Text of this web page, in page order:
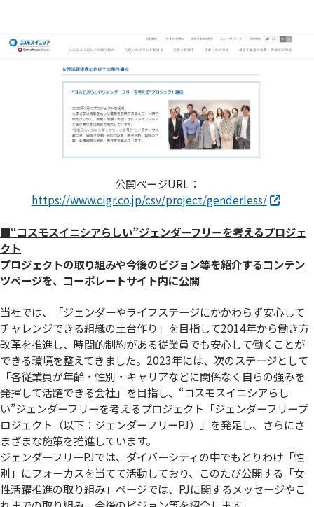
公開ページURL：
https://www.cigr.co.jp/csv/project/genderless/
■“コスモスイニシアらしい”ジェンダーフリーを考えるプロジェ
クト
プロジェクトの取り組みや今後のビジョン等を紹介するコンテン
ツページを、コーポレートサイト内に公開
当社では、「ジェンダーやライフステージにかかわらず安心して
チャレンジできる組織の土台作り」を目指して2014年から働き方
改革を推進し、時間的制約がある従業員でも安心して働くことが
できる環境を整えてきました。2023年には、次のステージとして
「各従業員が年齢・性別・キャリアなどに関係なく自らの強みを
発揮して活躍できる会社」を目指し、“コスモスイニシアらし
い”ジェンダーフリーを考えるプロジェクト「ジェンダーフリープ
ロジェクト（以下：ジェンダーフリーPJ）」を発足し、さらにさ
まざまな施策を推進しています。
ジェンダーフリーPJでは、ダイバーシティの中でもとりわけ「性
別」にフォーカスを当てて活動しており、このたび公開する「女
性活躍推進の取り組み」ページでは、PJに関するメッセージやこ